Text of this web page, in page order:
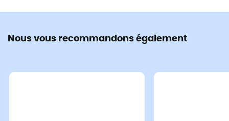
Nous vous recommandons également